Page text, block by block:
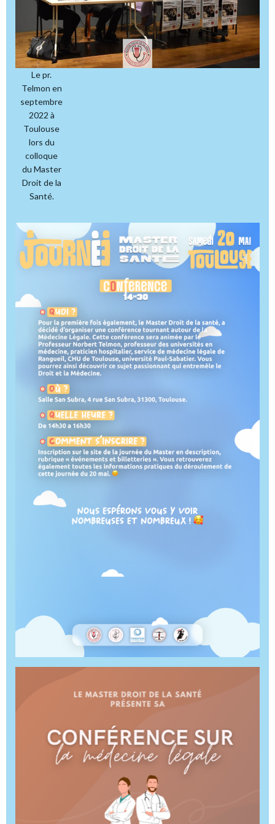
Le pr.
Telmon en
septembre
2022 à
Toulouse
lors du
colloque
du Master
Droit de la
Santé.